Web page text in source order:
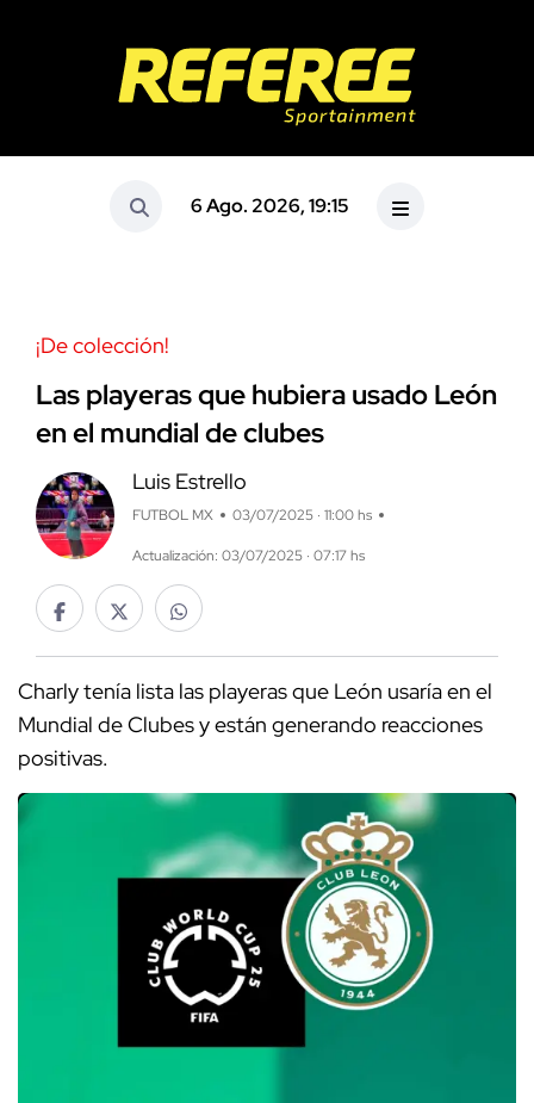
6 Ago. 2026, 19:15
¡De colección!
Las playeras que hubiera usado León
en el mundial de clubes
Luis Estrello
FUTBOL MX 03/07/2025 · 11:00 hs
Actualización: 03/07/2025 · 07:17 hs
Charly tenía lista las playeras que León usaría en el
Mundial de Clubes y están generando reacciones
positivas.